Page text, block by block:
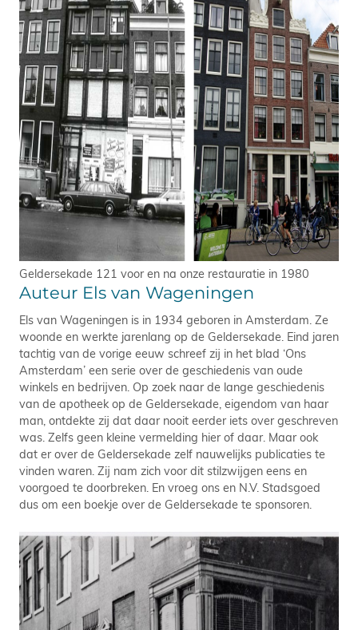
Geldersekade 121 voor en na onze restauratie in 1980
Auteur Els van Wageningen
Els van Wageningen is in 1934 geboren in Amsterdam. Ze
woonde en werkte jarenlang op de Geldersekade. Eind jaren
tachtig van de vorige eeuw schreef zij in het blad ‘Ons
Amsterdam’ een serie over de geschiedenis van oude
winkels en bedrijven. Op zoek naar de lange geschiedenis
van de apotheek op de Geldersekade, eigendom van haar
man, ontdekte zij dat daar nooit eerder iets over geschreven
was. Zelfs geen kleine vermelding hier of daar. Maar ook
dat er over de Geldersekade zelf nauwelijks publicaties te
vinden waren. Zij nam zich voor dit stilzwijgen eens en
voorgoed te doorbreken. En vroeg ons en N.V. Stadsgoed
dus om een boekje over de Geldersekade te sponsoren.